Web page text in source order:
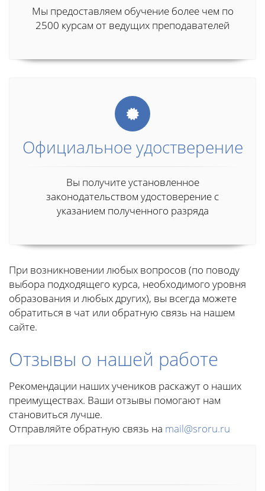
Мы предоставляем обучение более чем по
2500 курсам от ведущих преподавателей
Официальное удостверение
Вы получите установленное
законодательством удостоверение с
указанием полученного разряда
При возникновении любых вопросов (по поводу
выбора подходящего курса, необходимого уровня
образования и любых других), вы всегда можете
обратиться в чат или обратную связь на нашем
сайте.
Отзывы о нашей работе
Рекомендации наших учеников раскажут о наших
преимуществах. Ваши отзывы помогают нам
становиться лучше.
Отправляйте обратную связь на mail@sroru.ru